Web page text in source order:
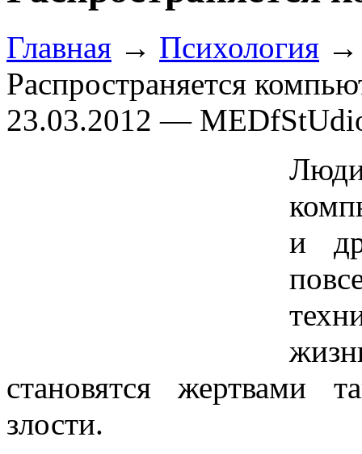
Главная → Психология
Распространяется
23.03.2012 —
и
становятся жертвами
злости.